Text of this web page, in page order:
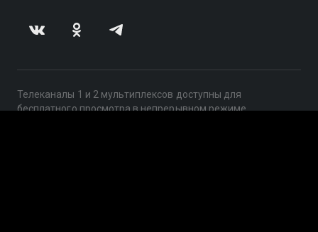
Телеканалы 1 и 2 мультиплексов доступны для
бесплатного просмотра в непрерывном режиме,